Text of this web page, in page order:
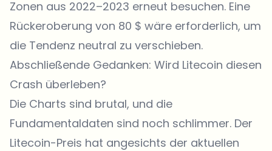
Zonen aus 2022–2023 erneut besuchen. Eine
Rückeroberung von 80 $ wäre erforderlich, um
die Tendenz neutral zu verschieben.
Abschließende Gedanken: Wird Litecoin diesen
Crash überleben?
Die Charts sind brutal, und die
Fundamentaldaten sind noch schlimmer. Der
Litecoin-Preis hat angesichts der aktuellen